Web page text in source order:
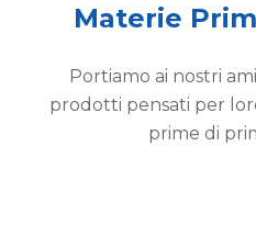
Materie
Portiamo ai nostri
prodotti pensati per
prime di